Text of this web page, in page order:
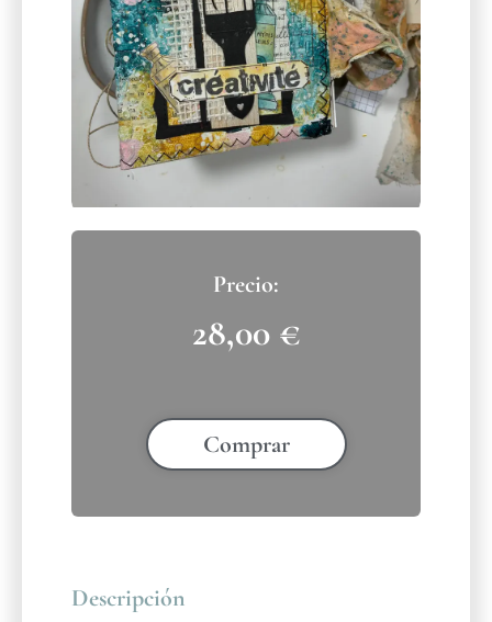
28,00 €
Comprar
Descripción